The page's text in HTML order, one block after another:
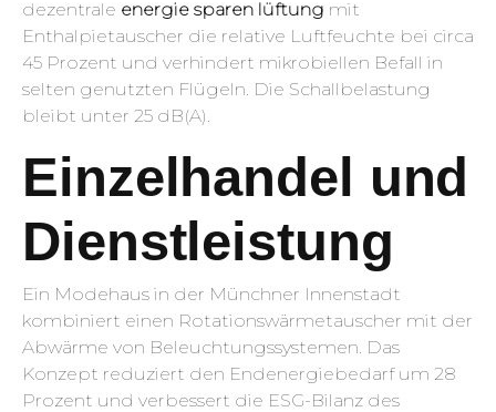
dezentrale energie sparen lüftung mit
Enthalpietauscher die relative Luftfeuchte bei circa
45 Prozent und verhindert mikrobiellen Befall in
selten genutzten Flügeln. Die Schallbelastung
bleibt unter 25 dB(A).
Einzelhandel und
Dienstleistung
Ein Modehaus in der Münchner Innenstadt
kombiniert einen Rotationswärmetauscher mit der
Abwärme von Beleuchtungssystemen. Das
Konzept reduziert den Endenergiebedarf um 28
Prozent und verbessert die ESG-Bilanz des